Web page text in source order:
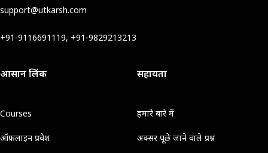
support@utkarsh.com
+91-9116691119, +91-9829213213
आसान लिंक
Courses
ऑफ़लाइन प्रवेश
सहायता
हमारे बारे में
अक्सर पूछे जाने वाले प्रश्न